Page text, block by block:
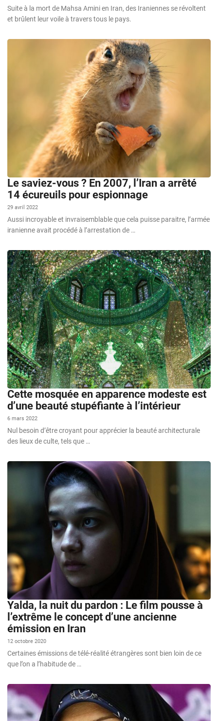
Suite à la mort de Mahsa Amini en Iran, des Iraniennes se révoltent
et brûlent leur voile à travers tous le pays.
Le saviez-vous ? En 2007, l’Iran a arrêté
14 écureuils pour espionnage
29 avril 2022
Aussi incroyable et invraisemblable que cela puisse paraitre, l’armée
iranienne avait procédé à l’arrestation de …
Cette mosquée en apparence modeste est
d’une beauté stupéfiante à l’intérieur
6 mars 2022
Nul besoin d’être croyant pour apprécier la beauté architecturale
des lieux de culte, tels que …
Yalda, la nuit du pardon : Le film pousse à
l’extrême le concept d’une ancienne
émission en Iran
12 octobre 2020
Certaines émissions de télé-réalité étrangères sont bien loin de ce
que l’on a l’habitude de …